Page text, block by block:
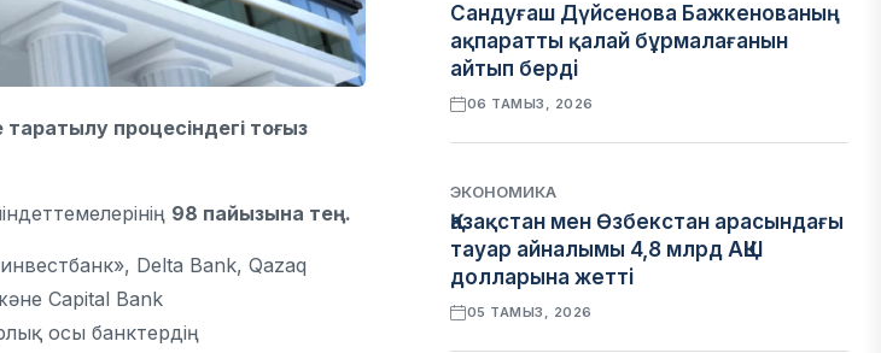
процесіндегі тоғыз
98 пайызына тең.
Delta Bank, Qazaq
Capital Bank
осы банктердің
Сандуғаш Дүйсенова Бажкенованың
ақпаратты қалай бұрмалағанын
айтып берді
06 ТАМЫЗ, 2026
ЭКОНОМИКА
Қазақстан мен Өзбекстан арасындағы
тауар айналымы 4,8 млрд АҚШ
долларына жетті
05 ТАМЫЗ, 2026